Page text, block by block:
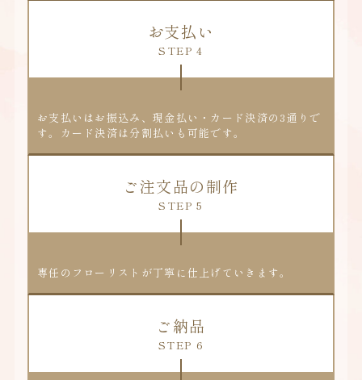
お支払い
STEP 4
お支払いはお振込み、現金払い・カード決済の3通りで
す。カード決済は分割払いも可能です。
ご注文品の制作
STEP 5
専任のフローリストが丁寧に仕上げていきます。
ご納品
STEP 6